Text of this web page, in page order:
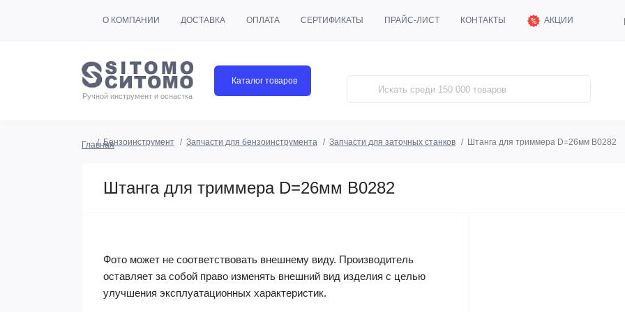
О КОМПАНИИ ДОСТАВКА ОПЛАТА СЕРТИФИКАТЫ ПРАЙС-ЛИСТ КОНТАКТЫ АКЦИИ
Ручной инструмент и оснастка
Каталог товаров
ГлавнаяБензоинструмент Запчасти для бензоинструмента Запчасти для заточных станков Штанга для триммера D=26мм B0282
Штанга для триммера D=26мм B0282
Фото может не соответствовать внешнему виду. Производитель
оставляет за собой право изменять внешний вид изделия с целью
улучшения эксплуатационных характеристик.